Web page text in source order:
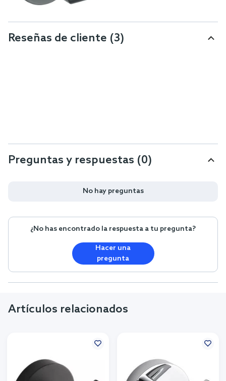
Reseñas de cliente (3)
Preguntas y respuestas (0)
No hay preguntas
¿No has encontrado la respuesta a tu pregunta?
Hacer una
pregunta
Artículos relacionados